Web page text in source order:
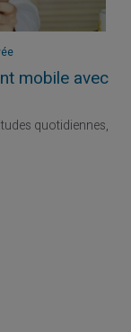
mobile avec
quotidiennes,